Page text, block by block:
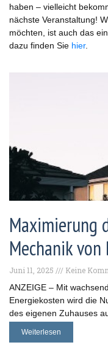
haben – vielleicht
nächste Veranstaltung!
möchten, ist auch das
dazu finden Sie hier.
Maximierung
Mechanik
Juni 11, 2025
Keine
ANZEIGE – Mit
Energiekosten wird die
des eigenen Zuhauses
Weiterlesen